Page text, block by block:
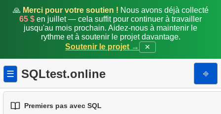
🙏 Merci pour votre soutien ! Nous avons déjà collecté
65 $ en juillet — cela suffit pour continuer à travailler
jusqu'au mois prochain. Aidez-nous à maintenir le
rythme et à soutenir le projet davantage.
Soutenir le projet →
✕
☰ SQLtest.online ⎆
Premiers pas avec SQL